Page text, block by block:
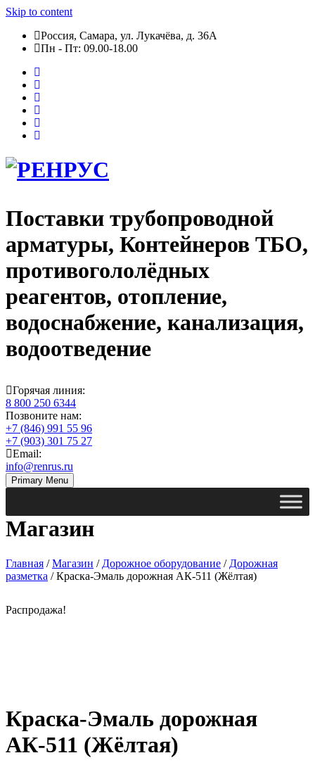
Skip to content
Россия, Самара, ул. Лукачёва, д. 36А
Пн - Пт: 09.00-18.00
Поставки трубопроводной
арматуры, Контейнеров ТБО,
противогололёдных
реагентов, отопление,
водоснабжение, канализация,
водоотведение
Горячая линия:
8 800 250 6344
Позвоните нам:
+7 (846) 991 55 96
+7 (903) 301 75 27
Email:
info@renrus.ru
Primary Menu
Магазин
Главная /Магазин / Дорожное оборудование / Дорожная
разметка / Краска-Эмаль дорожная АК-511 (Жёлтая)
Распродажа!
Краска-Эмаль дорожная
АК-511 (Жёлтая)